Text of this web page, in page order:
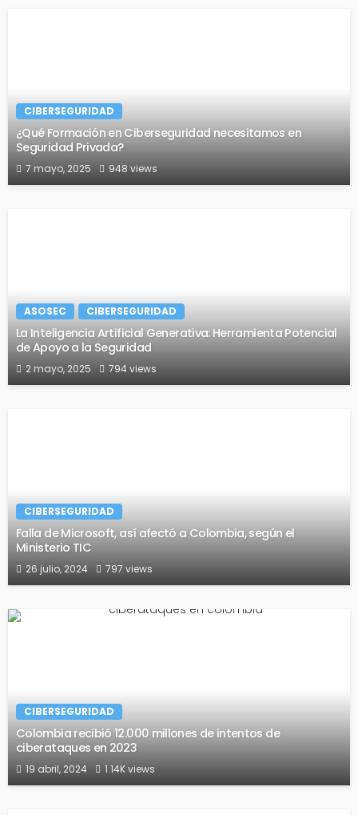
CIBERSEGURIDAD
¿Qué Formación en Ciberseguridad necesitamos en
Seguridad Privada?
7 mayo, 2025 948 views
ASOSEC CIBERSEGURIDAD
La Inteligencia Artificial Generativa: Herramienta Potencial
de Apoyo a la Seguridad
2 mayo, 2025 794 views
CIBERSEGURIDAD
Falla de Microsoft, así afectó a Colombia, según el
Ministerio TIC
26 julio, 2024 797 views
CIBERSEGURIDAD
Colombia recibió 12.000 millones de intentos de
ciberataques en 2023
19 abril, 2024 1.14K views